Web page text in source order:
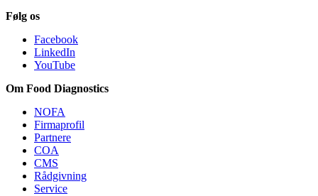
Følg os
Facebook
LinkedIn
YouTube
Om Food Diagnostics
NOFA
Firmaprofil
Partnere
COA
CMS
Rådgivning
Service